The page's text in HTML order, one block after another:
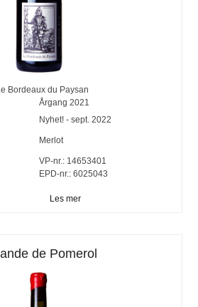
Bordeaux du Paysan
Årgang 2021
Nyhet! - sept. 2022
Merlot
VP-nr.:14653401
EPD-nr.: 6025043
Les mer
de Pomerol